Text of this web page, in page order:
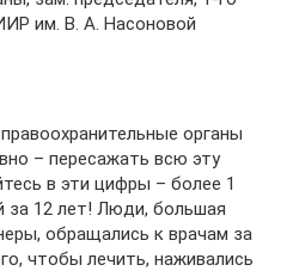
им. В. А. Насоновой
органы
– пересажать всю эту
в эти цифры – более 1
за 12 лет! Люди, большая
обращались к врачам за
чтобы лечить, наживались